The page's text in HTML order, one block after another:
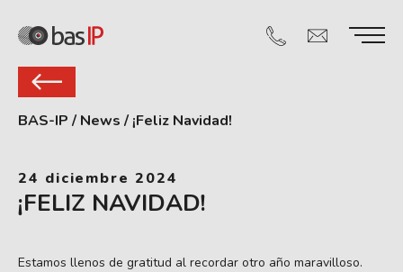
BAS-IP / News /¡Feliz Navidad!
24 diciembre 2024
¡FELIZ NAVIDAD!
Estamos llenos de gratitud al recordar otro año maravilloso.